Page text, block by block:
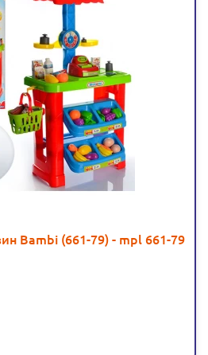
Bambi (661-79) - mpl 661-79